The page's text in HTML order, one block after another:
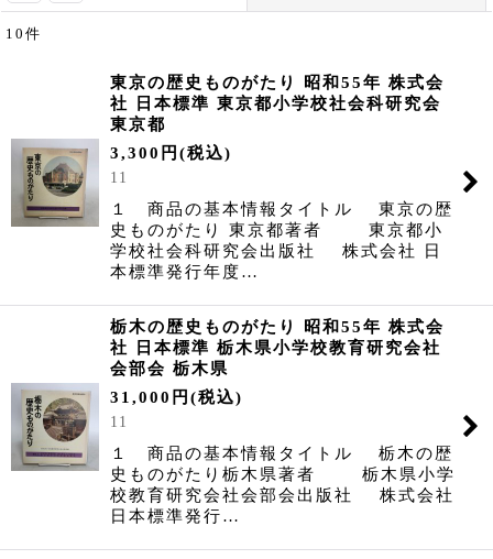
並び順:
絞り込む
10 件
東京の歴史ものがたり 昭和55年 株式会
社 日本標準 東京都小学校社会科研究会
東京都
3,300 円 (税込)
11
１ 商品の基本情報タイトル 東京の歴
史ものがたり 東京都著者 東京都小
学校社会科研究会出版社 株式会社 日
本標準発行年度…
栃木の歴史ものがたり 昭和55年 株式会
社 日本標準 栃木県小学校教育研究会社
会部会 栃木県
31,000 円 (税込)
11
１ 商品の基本情報タイトル 栃木の歴
史ものがたり栃木県著者 栃木県小学
校教育研究会社会部会出版社 株式会社
日本標準発行…